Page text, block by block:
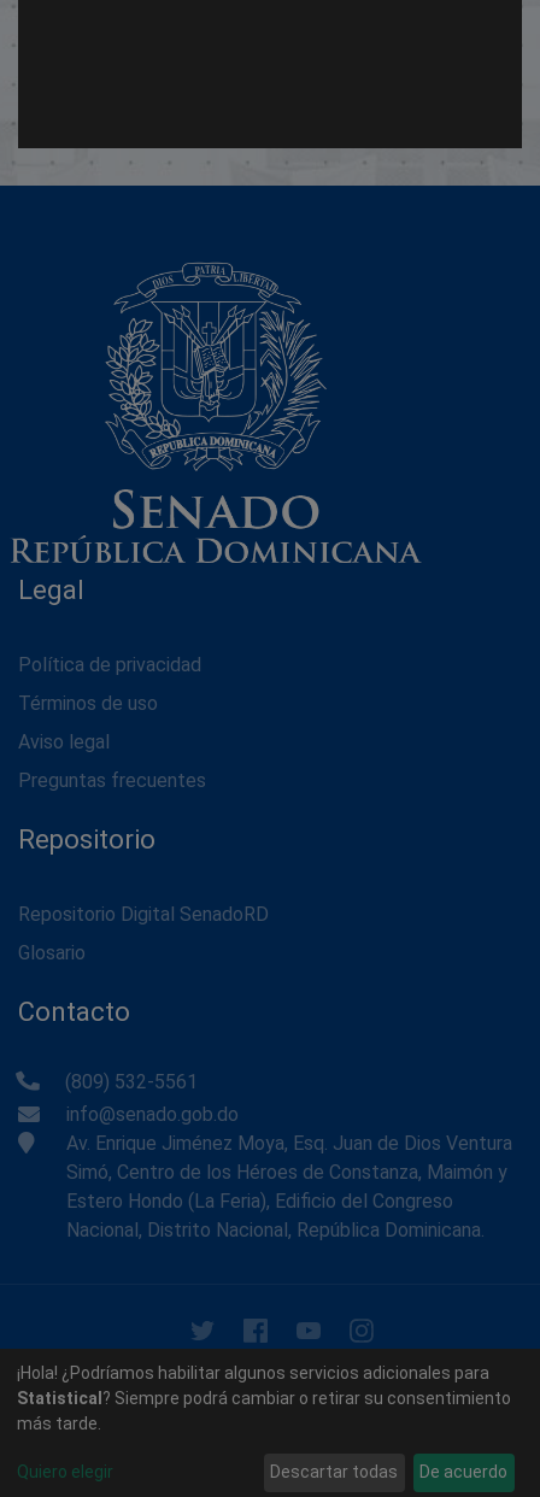
Legal
Política de privacidad
Términos de uso
Aviso legal
Preguntas frecuentes
Repositorio
Repositorio Digital SenadoRD
Glosario
Contacto
(809) 532-5561
info@senado.gob.do
Av. Enrique Jiménez Moya, Esq. Juan de Dios Ventura
Simó, Centro de los Héroes de Constanza, Maimón y
Estero Hondo (La Feria), Edificio del Congreso
Nacional, Distrito Nacional, República Dominicana.
© 2026 - Memoria Histórica del Senado de la República
Dominicana. Todos los derechos reservados.
¡Hola! ¿Podríamos habilitar algunos servicios adicionales para
Statistical ? Siempre podrá cambiar o retirar su consentimiento
más tarde.
Quiero elegir Descartar todas De acuerdo